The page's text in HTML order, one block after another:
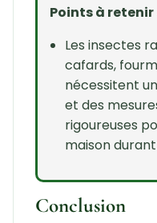
Points à retenir
Les insectes
cafards,
nécessitent
et des
rigoureuses
maison durant
Conclusion